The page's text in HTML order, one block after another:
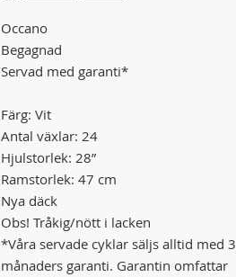
Occano
Begagnad
Servad med garanti*
Färg: Vit
Antal växlar: 24
Hjulstorlek: 28”
Ramstorlek: 47 cm
Nya däck
Obs! Tråkig/nött i lacken
*Våra servade cyklar säljs alltid med 3
månaders garanti. Garantin omfattar